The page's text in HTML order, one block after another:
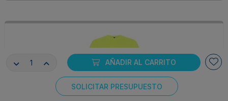
AÑADIR AL CARRITO
SOLICITAR PRESUPUESTO
Consentimiento de cookies